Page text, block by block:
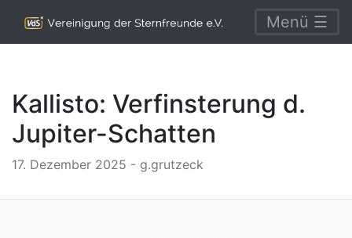
Menü ☰
Kallisto: Verfinsterung d.
Jupiter-Schatten
17. Dezember 2025 - g.grutzeck